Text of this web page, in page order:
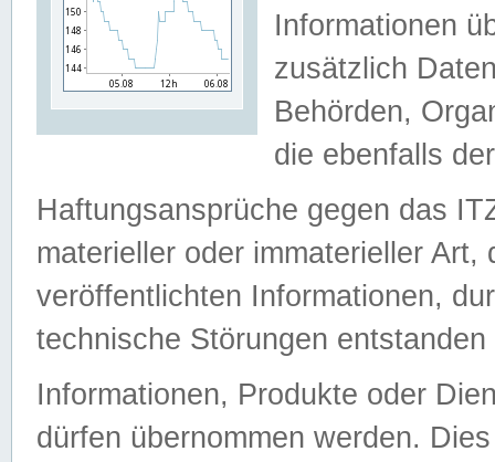
Informationen
zusätzlich
Behörden,
die ebenfalls
Haftungsansprüche gegen das
materieller oder immaterieller
veröffentlichten Informationen,
technische Störungen
Informationen, Produkte oder
dürfen übernommen werden.